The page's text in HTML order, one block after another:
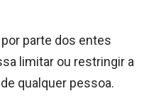
parte dos entes
limitar ou restringir a
qualquer pessoa.